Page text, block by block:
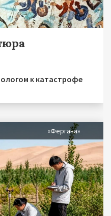
к катастрофе
«Фергана»